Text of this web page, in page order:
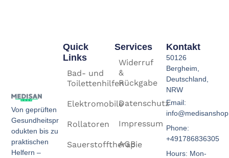
Von geprüften
Gesundheitspr
odukten bis zu
praktischen
Helfern –
Services
Widerruf
&
Rückgabe
Datenschutz
Impressum
AGB
Quick
Links
Bad- und
Toilettenhilfen
Elektromobile
Rollatoren
Sauerstofftherapie
Kontakt
50126
Bergheim,
Deutschland,
NRW
Email:
Phone:
+491786836305
Hours: Mon-